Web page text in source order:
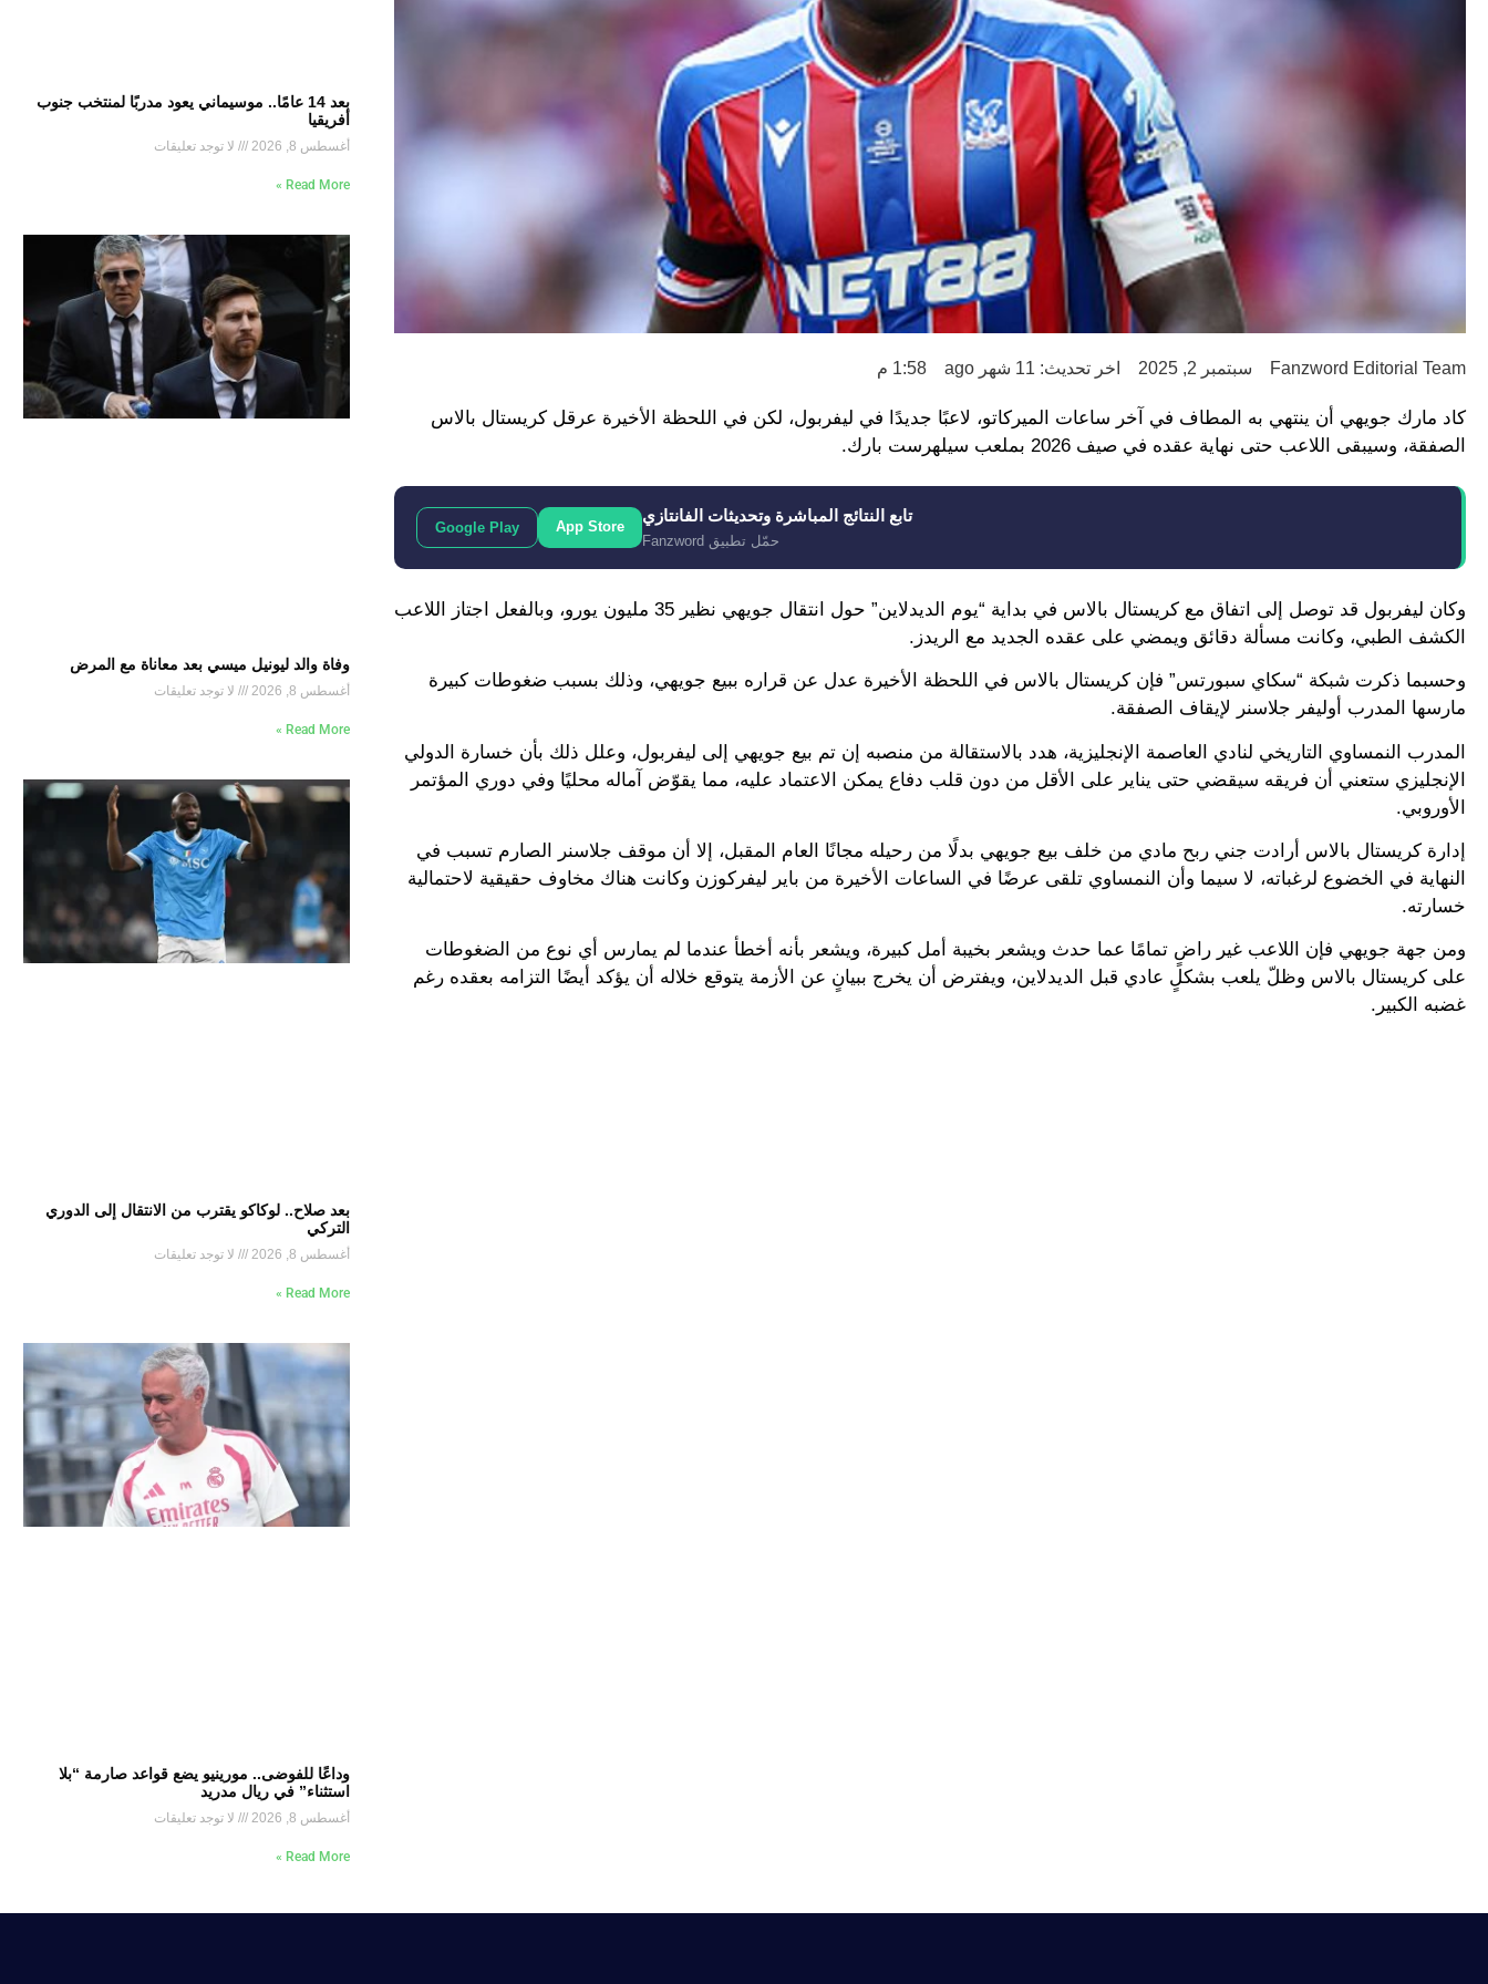
Fanzword Editorial Team سبتمبر 2, 2025 اخر تحديث: 11 شهر ago 1:58 م
كاد مارك جويهي أن ينتهي به المطاف في آخر ساعات الميركاتو، لاعبًا جديدًا في ليفربول، لكن في اللحظة الأخيرة عرقل كريستال بالاس
الصفقة، وسيبقى اللاعب حتى نهاية عقده في صيف 2026 بملعب سيلهرست بارك.
تابع النتائج المباشرة وتحديثات الفانتازي
حمّل تطبيق Fanzword
App Store
Google Play
وكان ليفربول قد توصل إلى اتفاق مع كريستال بالاس في بداية “يوم الديدلاين” حول انتقال جويهي نظير 35 مليون يورو، وبالفعل اجتاز اللاعب
الكشف الطبي، وكانت مسألة دقائق ويمضي على عقده الجديد مع الريدز.
وحسبما ذكرت شبكة “سكاي سبورتس” فإن كريستال بالاس في اللحظة الأخيرة عدل عن قراره ببيع جويهي، وذلك بسبب ضغوطات كبيرة
مارسها المدرب أوليفر جلاسنر لإيقاف الصفقة.
المدرب النمساوي التاريخي لنادي العاصمة الإنجليزية، هدد بالاستقالة من منصبه إن تم بيع جويهي إلى ليفربول، وعلل ذلك بأن خسارة الدولي
الإنجليزي ستعني أن فريقه سيقضي حتى يناير على الأقل من دون قلب دفاع يمكن الاعتماد عليه، مما يقوّض آماله محليًا وفي دوري المؤتمر
الأوروبي.
إدارة كريستال بالاس أرادت جني ربح مادي من خلف بيع جويهي بدلًا من رحيله مجانًا العام المقبل، إلا أن موقف جلاسنر الصارم تسبب في
النهاية في الخضوع لرغباته، لا سيما وأن النمساوي تلقى عرضًا في الساعات الأخيرة من باير ليفركوزن وكانت هناك مخاوف حقيقية لاحتمالية
خسارته.
ومن جهة جويهي فإن اللاعب غير راضٍ تمامًا عما حدث ويشعر بخيبة أمل كبيرة، ويشعر بأنه أخطأ عندما لم يمارس أي نوع من الضغوطات
على كريستال بالاس وظلّ يلعب بشكلٍ عادي قبل الديدلاين، ويفترض أن يخرج ببيانٍ عن الأزمة يتوقع خلاله أن يؤكد أيضًا التزامه بعقده رغم
غضبه الكبير.
بعد 14 عامًا.. موسيماني يعود مدربًا لمنتخب جنوب
أفريقيا
أغسطس 8, 2026 لا توجد تعليقات
Read More »
وفاة والد ليونيل ميسي بعد معاناة مع المرض
أغسطس 8, 2026 لا توجد تعليقات
Read More »
بعد صلاح.. لوكاكو يقترب من الانتقال إلى الدوري
التركي
أغسطس 8, 2026 لا توجد تعليقات
Read More »
وداعًا للفوضى.. مورينيو يضع قواعد صارمة “بلا
استثناء” في ريال مدريد
أغسطس 8, 2026 لا توجد تعليقات
Read More »